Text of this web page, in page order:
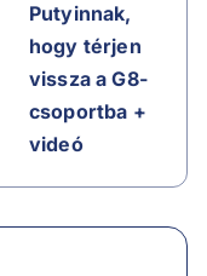
Putyinnak,
hogy térjen
vissza a G8-
csoportba +
videó